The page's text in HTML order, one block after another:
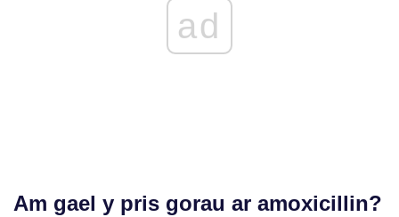
ad
Am gael y pris gorau ar amoxicillin?